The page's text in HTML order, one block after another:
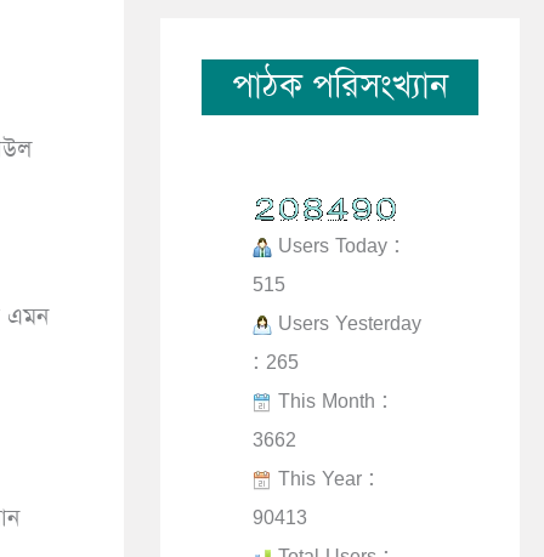
এমন
পাঠক পরিসংখ্যান
Users Today :
515
Users Yesterday
: 265
This Month :
3662
This Year :
90413